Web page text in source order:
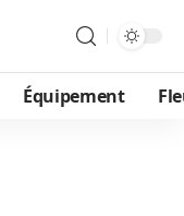
Équipement